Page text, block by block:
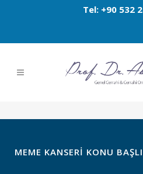
Tel: +90 532
MEME KANSERI KONU